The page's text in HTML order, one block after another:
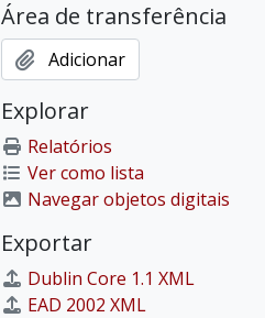
Área de transferência
Adicionar
Explorar
Relatórios
Ver como lista
Navegar objetos digitais
Exportar
Dublin Core 1.1 XML
EAD 2002 XML